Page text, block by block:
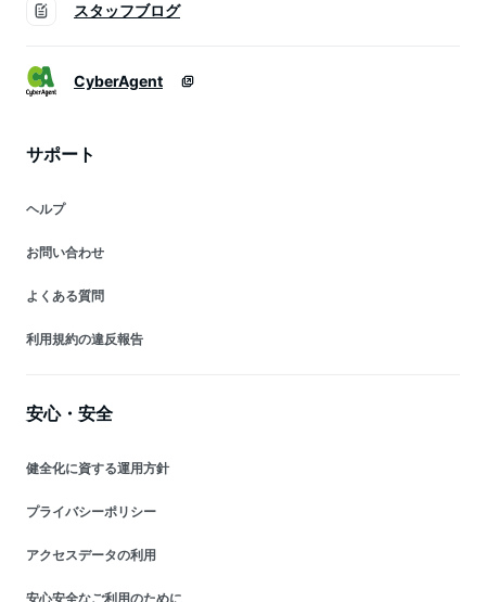
スタッフブログ
CyberAgent
サポート
ヘルプ
お問い合わせ
よくある質問
利用規約の違反報告
安心・安全
健全化に資する運用方針
プライバシーポリシー
アクセスデータの利用
安心安全なご利用のために